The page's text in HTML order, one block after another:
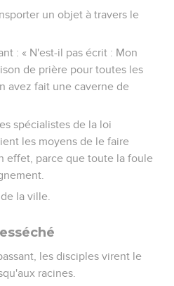
un objet à travers le
: « N'est-il pas écrit : Mon
de prière pour toutes les
avez fait une caverne de
spécialistes de la loi
les moyens de le faire
effet, parce que toute la foule
la ville.
les disciples virent le
racines.